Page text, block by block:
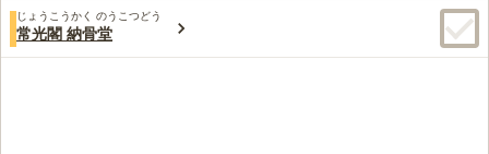
じょうこうかく のうこつどう
常光閣 納骨堂